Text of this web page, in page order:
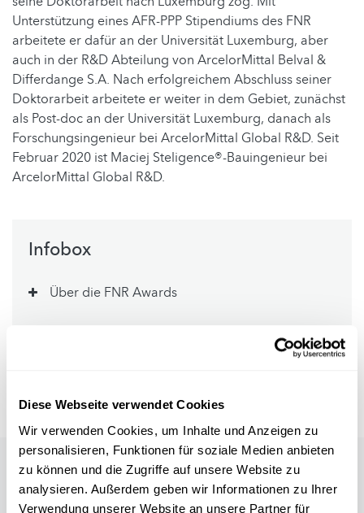
Diese Webseite verwendet Cookies
Wir verwenden Cookies, um Inhalte und Anzeigen zu
personalisieren, Funktionen für soziale Medien anbieten
zu können und die Zugriffe auf unsere Website zu
analysieren. Außerdem geben wir Informationen zu Ihrer
Verwendung unserer Website an unsere Partner für
Unterstützung eines AFR-PPP Stipendiums des FNR
arbeitete er dafür an der Universität Luxemburg, aber
auch in der R&D Abteilung von ArcelorMittal Belval &
Differdange S.A. Nach erfolgreichem Abschluss seiner
Doktorarbeit arbeitete er weiter in dem Gebiet, zunächst
als Post-doc an der Universität Luxemburg, danach als
Forschungsingenieur bei ArcelorMittal Global R&D. Seit
Februar 2020 ist Maciej Steligence®-Bauingenieur bei
ArcelorMittal Global R&D.
Infobox
Über die FNR Awards
Video
: MOAST/FNR